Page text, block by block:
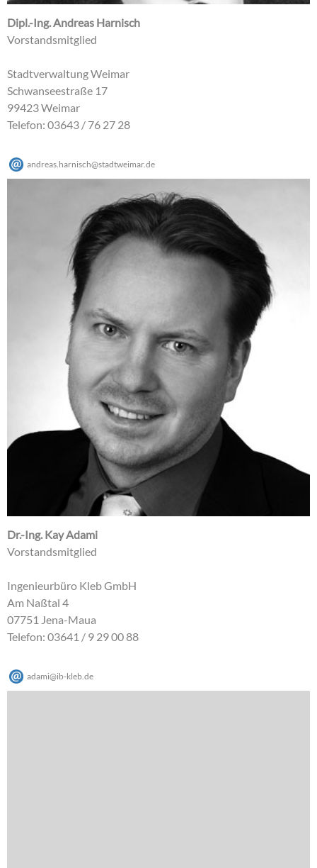
Dipl.-Ing. Andreas Harnisch
Vorstandsmitglied
Stadtverwaltung Weimar
Schwanseestraße 17
99423 Weimar
Telefon: 03643 / 76 27 28
andreas.harnisch@stadtweimar.de
Dr.-Ing. Kay Adami
Vorstandsmitglied
Ingenieurbüro Kleb GmbH
Am Naßtal 4
07751 Jena-Maua
Telefon: 03641 / 9 29 00 88
adami@ib-kleb de